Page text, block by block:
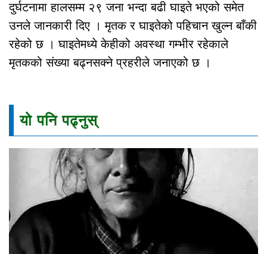
दुर्घटनामा हालसम्म २९ जना भन्दा बढी घाइते भएको समेत
उनले जानकारी दिए । मृतक र घाइतेको पहिचान खुल्न बाँकी
रहेको छ । घाइतेमध्ये केहीको अवस्था गम्भीर रहेकाले
मृतकको संख्या बढ्नसक्ने प्रहरीले जनाएको छ ।
यो पनि पढ्नुस्